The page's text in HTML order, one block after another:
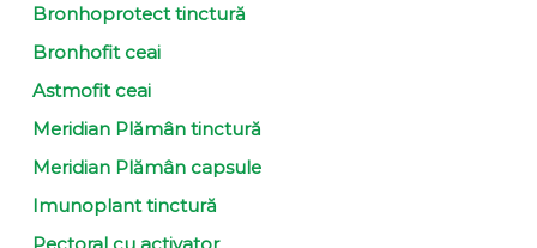
Bronhoprotect tinctură
Bronhofit ceai
Astmofit ceai
Meridian Plămân tinctură
Meridian Plămân capsule
Imunoplant tinctură